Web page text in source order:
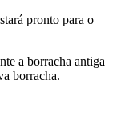
pronto para o
a borracha antiga
borracha.